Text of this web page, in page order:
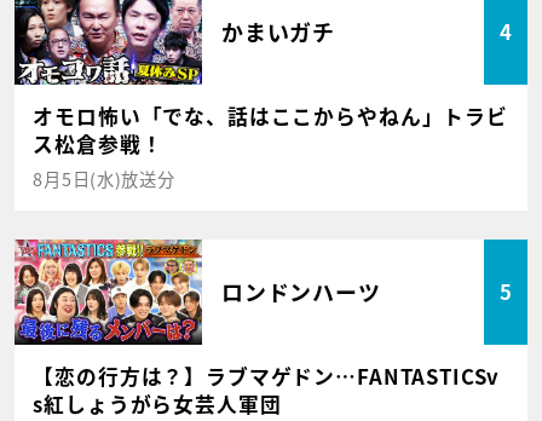
かまいガチ 4
オモロ怖い「でな、話はここからやねん」トラビ
ス松倉参戦！
8月5日(水)放送分
ロンドンハーツ 5
【恋の行方は？】ラブマゲドン…FANTASTICSv
s紅しょうがら女芸人軍団